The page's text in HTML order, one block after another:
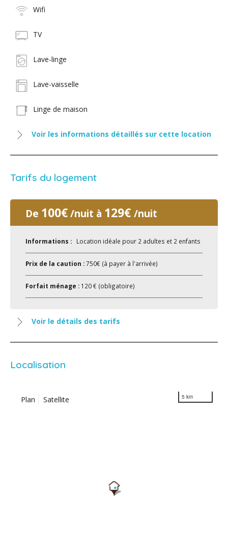
Wifi
TV
Lave-linge
Lave-vaisselle
Linge de maison
Voir les informations détaillés sur cette location
Tarifs du logement
De 100€/nuit à 129€ /nuit
Informations : Location idéale pour 2 adultes et 2 enfants
Prix de la caution :750€ (à payer à l'arrivée)
Forfait ménage : 120 € (obligatoire)
Voir le détails des tarifs
Localisation
Plan Satellite 5 km